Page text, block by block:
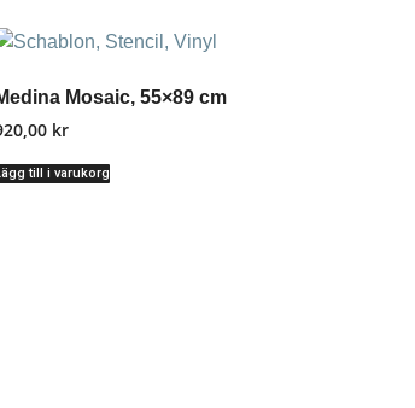
Mosaic, 55×89 cm
kr
till i varukorg